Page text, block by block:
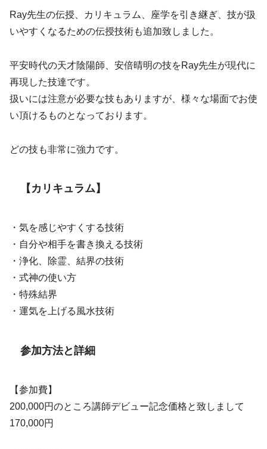
Ray先生の伝授、カリキュラム、座学を引き継ぎ、技が扱
いやすくなるための伝授技術も追加致しました。
平安時代の天才陰陽師、安倍晴明の技をRay先生が現代に
再現した技達です。
扱いには注意が必要な技もありますが、様々な場面でお使
い頂けるものとなっております。
どの技も非常に強力です。
【カリキュラム】
・気を感じやすくする技術
・自分や相手を書き換える技術
・浄化、除霊、結界の技術
・式神の使い方
・特殊結界
・運気を上げる風水技術
参加方法と詳細
【参加費】
200,000円のところ講師デビュー記念価格と致しまして
170,000円